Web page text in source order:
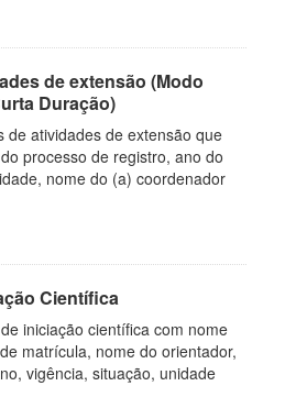
de extensão (Modo
Duração)
de atividades de extensão que
processo de registro, ano do
nome do (a) coordenador
Científica
iniciação científica com nome
matrícula, nome do orientador,
vigência, situação, unidade